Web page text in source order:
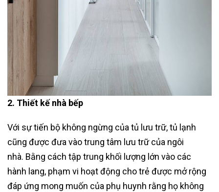
2. Thiết kế nhà bếp
Với sự tiến bộ không ngừng của tủ lưu trữ, tủ lạnh
cũng được đưa vào trung tâm lưu trữ của ngôi
nhà. Bằng cách tập trung khối lượng lớn vào các
hành lang, phạm vi hoạt động cho trẻ được mở rộng
đáp ứng mong muốn của phụ huynh rằng họ không